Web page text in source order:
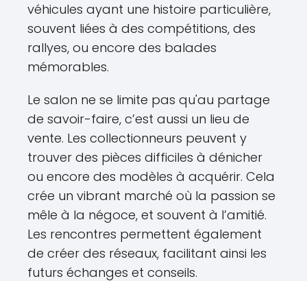
véhicules ayant une histoire particulière,
souvent liées à des compétitions, des
rallyes, ou encore des balades
mémorables.
Le salon ne se limite pas qu'au partage
de savoir-faire, c’est aussi un lieu de
vente. Les collectionneurs peuvent y
trouver des pièces difficiles à dénicher
ou encore des modèles à acquérir. Cela
crée un vibrant marché où la passion se
mêle à la négoce, et souvent à l’amitié.
Les rencontres permettent également
de créer des réseaux, facilitant ainsi les
futurs échanges et conseils.